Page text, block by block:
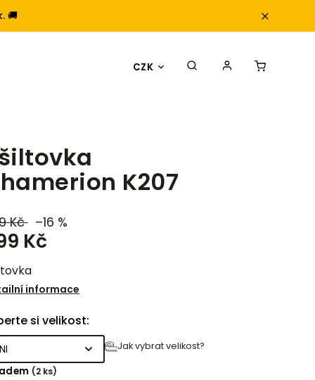
🚚
CZK
K207
Kč –16 %
Kč
informace
si velikost:
Jak vybrat velikost?
(2 ks)